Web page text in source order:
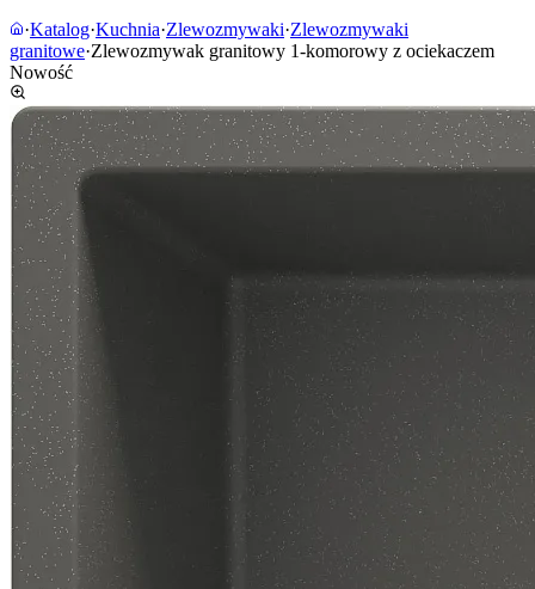
·Katalog·Kuchnia·Zlewozmywaki·Zlewozmywaki
granitowe·Zlewozmywak granitowy 1-komorowy z ociekaczem
Nowość